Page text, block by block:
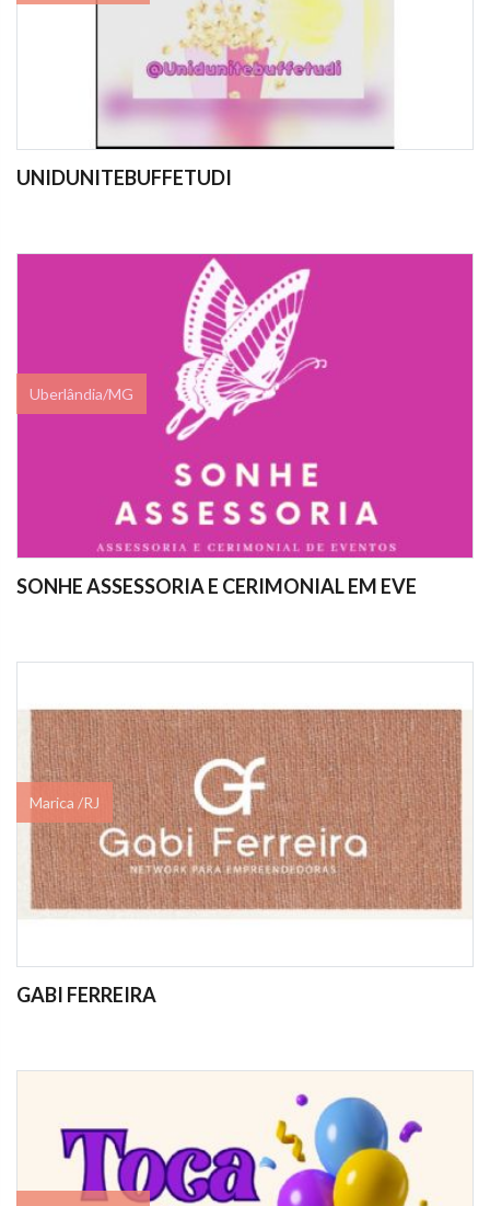
UNIDUNITEBUFFETUDI
Uberlândia/MG
SONHE ASSESSORIA E CERIMONIAL EM EVE
Marica /RJ
GABI FERREIRA